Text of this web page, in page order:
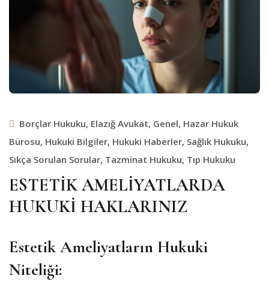
Borçlar Hukuku, Elazığ Avukat, Genel, Hazar Hukuk
Bürosu, Hukuki Bilgiler, Hukuki Haberler, Sağlık Hukuku,
Sıkça Sorulan Sorular, Tazminat Hukuku, Tıp Hukuku
ESTETİK AMELİYATLARDA
HUKUKİ HAKLARINIZ
Estetik Ameliyatların Hukuki
Niteliği: